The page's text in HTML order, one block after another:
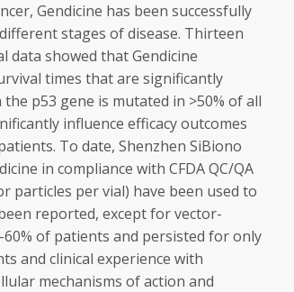
Gendicine has been successfully
stages of disease. Thirteen
data showed that Gendicine
times that are significantly
p53 gene is mutated in >50% of all
influence efficacy outcomes
To date, Shenzhen SiBiono
in compliance with CFDA QC/QA
particles per vial) have been used to
reported, except for vector-
of patients and persisted for only
and clinical experience with
mechanisms of action and